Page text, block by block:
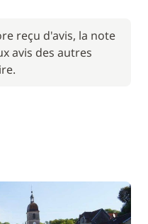
6,00 €
/ nuit
reçu d'avis, la note
avis des autres